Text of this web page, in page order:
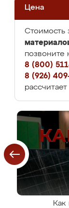
Цена
Стоимость
позвоните
8 (800)
8 (926)
Как